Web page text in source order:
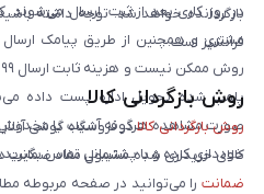
فرانشیز است.
در روز کاری بعد از ثبت، ارسال
مشتری و همچنین از طریق پیامک
پلمپ شده تحویل اداره پست داده
صورت مشاهده هرگونه آسیب یا مخدوش
خودداری کرده و با پشتیبانی تماس بگیرید.
روش بازگردانی کالا
روش بازگردانی کالادر فروشگاه گوشی
کالای خریداری شده مشمول مفاد ضمانت
ضمانت را می‌توانید در صفحه مربوطه